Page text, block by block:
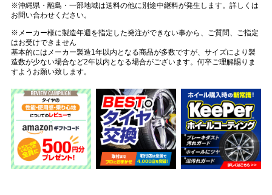
※沖縄県・離島・一部地域は送料の他に別途中継料が発生します。詳しくは
お問い合わせください。
※メーカー様に製造年週を指定した発注ができない事から、ご質問、ご指定
はお受けできません
基本的にはメーカー製造1年以内となる商品が多数ですが、サイズにより製
造数が少ない場合など2年以内となる場合がございます。何卒ご理解賜りま
すようお願い致します。